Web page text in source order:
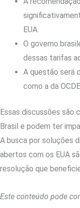
EUA.
O governo
dessas tarifas
A questão será
como a da OCDE.
Essas discussões são
Brasil e podem ter
A busca por soluções
abertos com os EUA
resolução que
Este conteúdo pode